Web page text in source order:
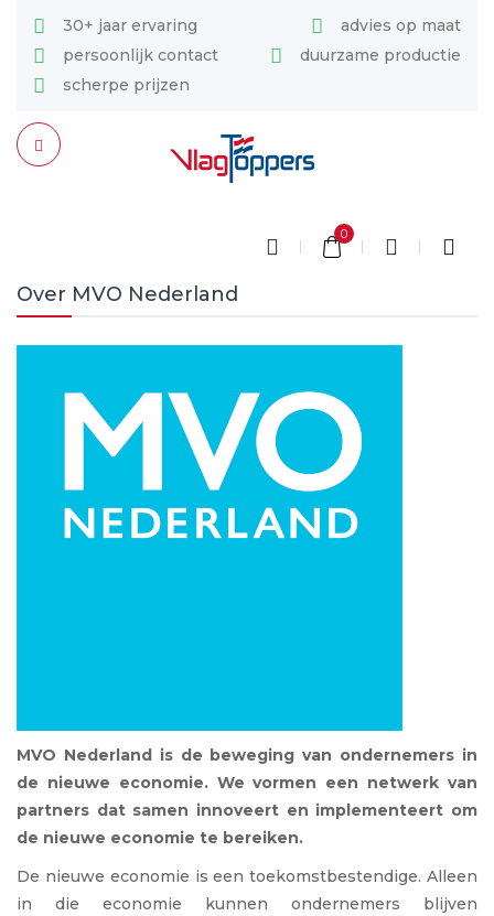
30+ jaar ervaring
advies op maat
persoonlijk contact
duurzame productie
scherpe prijzen
0
Over MVO Nederland
MVO Nederland is de beweging van ondernemers in
de nieuwe economie. We vormen een netwerk van
partners dat samen innoveert en implementeert om
de nieuwe economie te bereiken.
De nieuwe economie is een toekomstbestendige. Alleen
in die economie kunnen ondernemers blijven